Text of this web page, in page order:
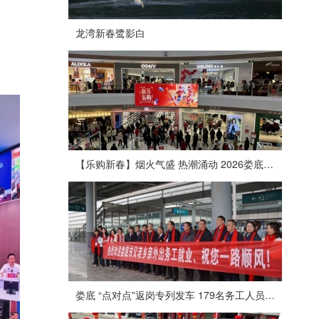
龙湾新春鹭影白
【乐购新春】烟火气盛 热潮涌动 2026娄底春节消费市场喜迎“开门红”
娄底 “点对点”返岗专列发车 179名务工人员免费赴沪